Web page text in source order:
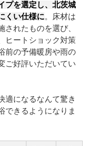
プを選定し、北茨城
くい仕様に。床材は
れたものを選び、
ヒートショック対策
前の予備暖房や雨の
ご好評いただいてい
適になるなんて驚き
できるようになりま